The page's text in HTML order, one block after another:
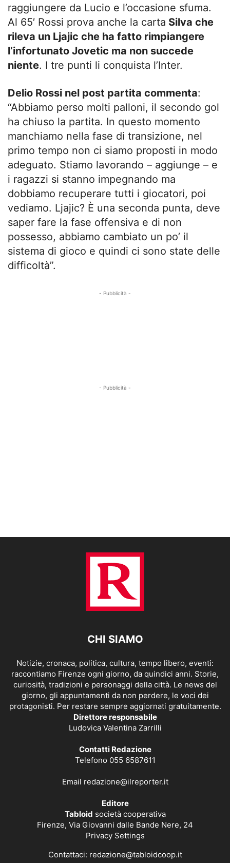
raggiungere da Lucio e l’occasione sfuma.
Al 65′ Rossi prova anche la carta Silva che
rileva un Ljajic che ha fatto rimpiangere
l’infortunato Jovetic ma non succede
niente. I tre punti li conquista l’Inter.
Delio Rossi nel post partita commenta:
“Abbiamo perso molti palloni, il secondo gol
ha chiuso la partita. In questo momento
manchiamo nella fase di transizione, nel
primo tempo non ci siamo proposti in modo
adeguato. Stiamo lavorando – aggiunge – e
i ragazzi si stanno impegnando ma
dobbiamo recuperare tutti i giocatori, poi
vediamo. Ljajic? È una seconda punta, deve
saper fare la fase offensiva e di non
possesso, abbiamo cambiato un po’ il
sistema di gioco e quindi ci sono state delle
difficoltà”.
- Pubblicità -
- Pubblicità -
CHI SIAMO
Notizie, cronaca, politica, cultura, tempo libero, eventi:
raccontiamo Firenze ogni giorno, da quindici anni. Storie,
curiosità, tradizioni e personaggi della città. Le news del
giorno, gli appuntamenti da non perdere, le voci dei
protagonisti. Per restare sempre aggiornati gratuitamente.
Direttore responsabile
Ludovica Valentina Zarrilli
Contatti Redazione
Telefono 055 6587611
Email redazione@ilreporter.it
Editore
Tabloid società cooperativa
Firenze, Via Giovanni dalle Bande Nere, 24
Privacy Settings
Contattaci: redazione@tabloidcoop.it